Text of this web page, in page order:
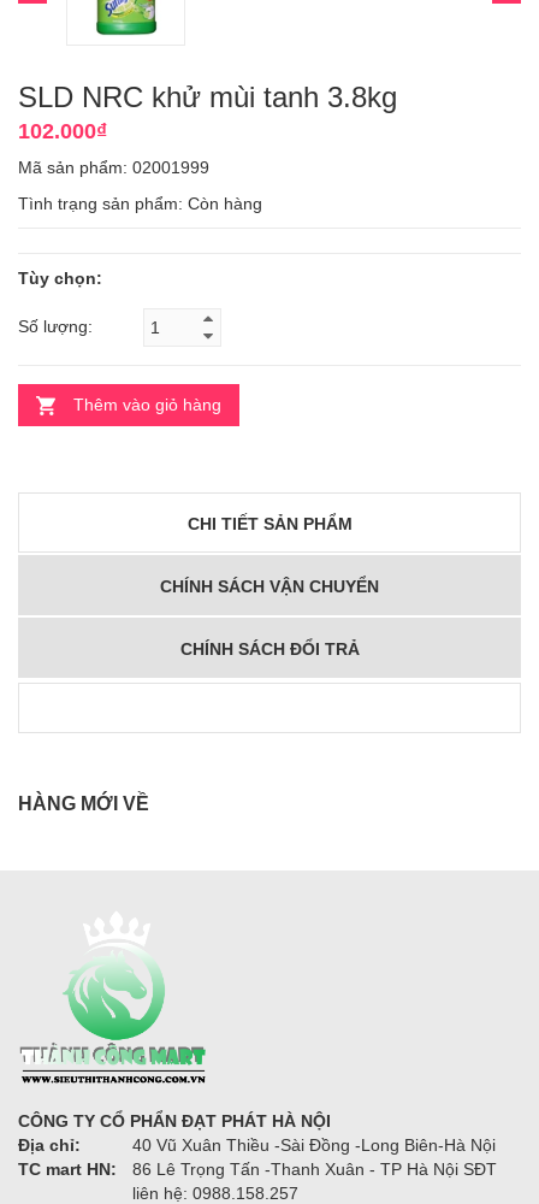
SLD NRC khử mùi tanh 3.8kg
102.000₫
Mã sản phẩm: 02001999
Tình trạng sản phẩm: Còn hàng
Tùy chọn:
Số lượng:
Thêm vào giỏ hàng
CHI TIẾT SẢN PHẨM
CHÍNH SÁCH VẬN CHUYỂN
CHÍNH SÁCH ĐỔI TRẢ
HÀNG MỚI VỀ
CÔNG TY CỔ PHẨN ĐẠT PHÁT HÀ NỘI
Địa chỉ:
40 Vũ Xuân Thiều -Sài Đồng -Long Biên-Hà Nội
TC mart HN:
86 Lê Trọng Tấn -Thanh Xuân - TP Hà Nội SĐT
liên hệ: 0988.158.257